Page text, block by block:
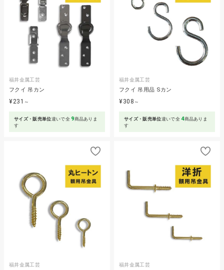
福井金属工芸
フクイ 吊カン
¥231 ～
サイズ・販売単位違いで全 9商品ありま
す
福井金属工芸
フクイ 吊用品 Sカン
¥308 ～
サイズ・販売単位違いで全4商品ありま
す
福井金属工芸 福井金属工芸